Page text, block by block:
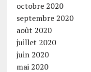
octobre 2020
septembre 2020
août 2020
juillet 2020
juin 2020
mai 2020